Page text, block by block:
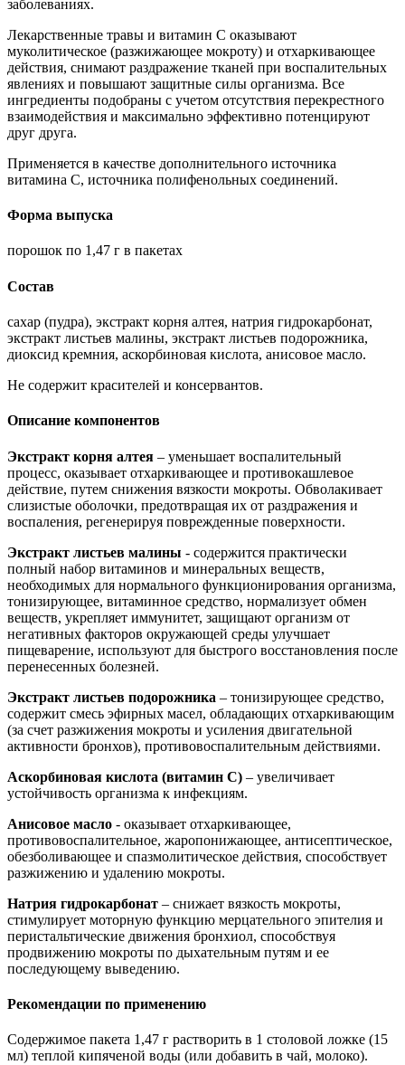
заболеваниях.
Лекарственные травы и витамин С оказывают
муколитическое (разжижающее мокроту) и отхаркивающее
действия, снимают раздражение тканей при воспалительных
явлениях и повышают защитные силы организма. Все
ингредиенты подобраны с учетом отсутствия перекрестного
взаимодействия и максимально эффективно потенцируют
друг друга.
Применяется в качестве дополнительного источника
витамина С, источника полифенольных соединений.
Форма выпуска
порошок по 1,47 г в пакетах
Состав
сахар (пудра), экстракт корня алтея, натрия гидрокарбонат,
экстракт листьев малины, экстракт листьев подорожника,
диоксид кремния, аскорбиновая кислота, анисовое масло.
Не содержит красителей и консервантов.
Описание компонентов
Экстракт корня алтея – уменьшает воспалительный
процесс, оказывает отхаркивающее и противокашлевое
действие, путем снижения вязкости мокроты. Обволакивает
слизистые оболочки, предотвращая их от раздражения и
воспаления, регенерируя поврежденные поверхности.
Экстракт листьев малины - содержится практически
полный набор витаминов и минеральных веществ,
необходимых для нормального функционирования организма,
тонизирующее, витаминное средство, нормализует обмен
веществ, укрепляет иммунитет, защищают организм от
негативных факторов окружающей среды улучшает
пищеварение, используют для быстрого восстановления после
перенесенных болезней.
Экстракт листьев подорожника – тонизирующее средство,
содержит смесь эфирных масел, обладающих отхаркивающим
(за счет разжижения мокроты и усиления двигательной
активности бронхов), противовоспалительным действиями.
Аскорбиновая кислота (витамин С) – увеличивает
устойчивость организма к инфекциям.
Анисовое масло - оказывает отхаркивающее,
противовоспалительное, жаропонижающее, антисептическое,
обезболивающее и спазмолитическое действия, способствует
разжижению и удалению мокроты.
Натрия гидрокарбонат – снижает вязкость мокроты,
стимулирует моторную функцию мерцательного эпителия и
перистальтические движения бронхиол, способствуя
продвижению мокроты по дыхательным путям и ее
последующему выведению.
Рекомендации по применению
Содержимое пакета 1,47 г растворить в 1 столовой ложке (15
мл) теплой кипяченой воды (или добавить в чай, молоко).